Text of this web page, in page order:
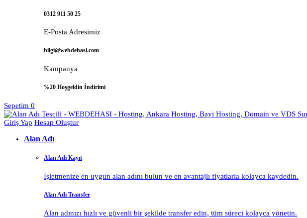
0312 911 50 25
E-Posta Adresimiz
bilgi@webdehasi.com
Kampanya
%20 Hoşgeldin İndirimi
Sepetim 0
Giriş Yap Hesap Oluştur
Alan Adı
Alan Adı Kayıt
İşletmenize en uygun alan adını bulun ve en avantajlı fiyatlarla kolayca kaydedin.
Alan Adı Transfer
Alan adınızı hızlı ve güvenli bir şekilde transfer edin, tüm süreci kolayca yönetin.